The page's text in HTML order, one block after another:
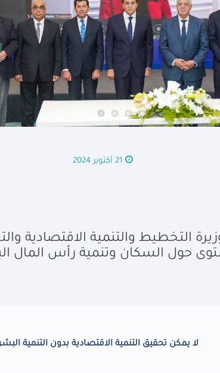
21 أكتوبر 2024
التخطيط والتنمية الاقتصادية
حول السكان وتنمية رأس المال
لا يمكن تحقيق التنمية الاقتصادية بدون التنمية